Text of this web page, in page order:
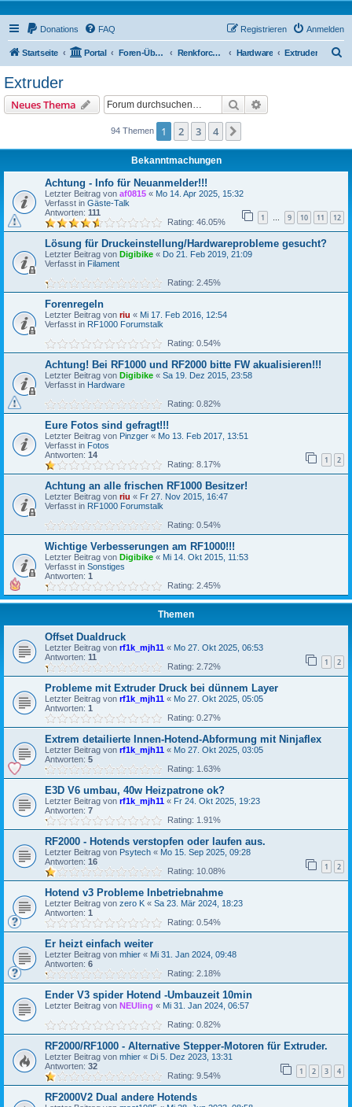
Donations FAQ Anmelden
Registrieren
Startseite Portal Foren-Übersicht Renkforce RF2000 Forum Hardware Extruder
Extruder
Neues Thema Suche
94 Themen 1 2 3 4
Bekanntmachungen
Achtung - Info für Neuanmelder!!!
Letzter Beitrag von af0815 « Mo 14. Apr 2025, 15:32
Verfasst in Gäste-Talk
Antworten: 111 1 … 9 10 11 12
Rating: 46.05%
Lösung für Druckeinstellung/Hardwareprobleme gesucht?
Letzter Beitrag von Digibike « Do 21. Feb 2019, 21:09
Verfasst in Filament
Rating: 2.45%
Forenregeln
Letzter Beitrag von riu « Mi 17. Feb 2016, 12:54
Verfasst in RF1000 Forumstalk
Rating: 0.54%
Achtung! Bei RF1000 und RF2000 bitte FW akualisieren!!!
Letzter Beitrag von Digibike « Sa 19. Dez 2015, 23:58
Verfasst in Hardware
Rating: 0.82%
Eure Fotos sind gefragt!!!
Letzter Beitrag von Pinzger « Mo 13. Feb 2017, 13:51
Verfasst in Fotos
Antworten: 14 1 2
Rating: 8.17%
Achtung an alle frischen RF1000 Besitzer!
Letzter Beitrag von riu « Fr 27. Nov 2015, 16:47
Verfasst in RF1000 Forumstalk
Rating: 0.54%
Wichtige Verbesserungen am RF1000!!!
Letzter Beitrag von Digibike « Mi 14. Okt 2015, 11:53
Verfasst in Sonstiges
Antworten: 1
Rating: 2.45%
Themen
Offset Dualdruck
Letzter Beitrag von rf1k_mjh11 « Mo 27. Okt 2025, 06:53
Antworten: 11 1 2
Rating: 2.72%
Probleme mit Extruder Druck bei dünnem Layer
Letzter Beitrag von rf1k_mjh11 « Mo 27. Okt 2025, 05:05
Antworten: 1
Rating: 0.27%
Extrem detailierte Innen-Hotend-Abformung mit Ninjaflex
Letzter Beitrag von rf1k_mjh11 « Mo 27. Okt 2025, 03:05
Antworten: 5
Rating: 1.63%
E3D V6 umbau, 40w Heizpatrone ok?
Letzter Beitrag von rf1k_mjh11 « Fr 24. Okt 2025, 19:23
Antworten: 7
Rating: 1.91%
RF2000 - Hotends verstopfen oder laufen aus.
Letzter Beitrag von Psytech « Mo 15. Sep 2025, 09:28
Antworten: 16 1 2
Rating: 10.08%
Hotend v3 Probleme Inbetriebnahme
Letzter Beitrag von zero K « Sa 23. Mär 2024, 18:23
Antworten: 1
Rating: 0.54%
Er heizt einfach weiter
Letzter Beitrag von mhier « Mi 31. Jan 2024, 09:48
Antworten: 6
Rating: 2.18%
Ender V3 spider Hotend -Umbauzeit 10min
Letzter Beitrag von NEUling « Mi 31. Jan 2024, 06:57
Rating: 0.82%
RF2000/RF1000 - Alternative Stepper-Motoren für Extruder.
Letzter Beitrag von mhier « Di 5. Dez 2023, 13:31
Antworten: 32 1 2 3 4
Rating: 9.54%
RF2000V2 Dual andere Hotends